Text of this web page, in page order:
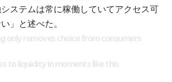
ステムは常に稼働していてアクセス可
」と述べた。